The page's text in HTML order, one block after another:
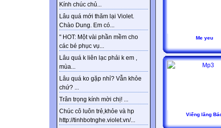
Kính chúc chủ...
Lâu quá mới thăm lại Violet.
Chào Dung. Em có...
" HOT: Một vài phần mềm cho
các bé phục vụ...
Lâu quá k liên lạc phải k em ,
mùa...
Lâu quá ko gặp nhỉ? Vẫn khỏe
chứ? ...
Trân trọng kính mời chị! ...
Chúc cô luôn trẻ,khỏe và hp
http://tinhbotnghe.violet.vn/...
Me yeu
Viếng lăng